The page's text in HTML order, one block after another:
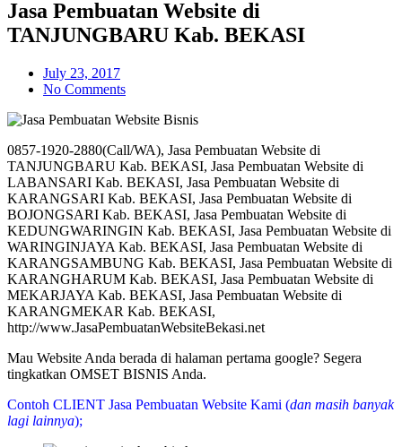
Jasa Pembuatan Website di
TANJUNGBARU Kab. BEKASI
July 23, 2017
No Comments
0857-1920-2880(Call/WA), Jasa Pembuatan Website di
TANJUNGBARU Kab. BEKASI, Jasa Pembuatan Website di
LABANSARI Kab. BEKASI, Jasa Pembuatan Website di
KARANGSARI Kab. BEKASI, Jasa Pembuatan Website di
BOJONGSARI Kab. BEKASI, Jasa Pembuatan Website di
KEDUNGWARINGIN Kab. BEKASI, Jasa Pembuatan Website di
WARINGINJAYA Kab. BEKASI, Jasa Pembuatan Website di
KARANGSAMBUNG Kab. BEKASI, Jasa Pembuatan Website di
KARANGHARUM Kab. BEKASI, Jasa Pembuatan Website di
MEKARJAYA Kab. BEKASI, Jasa Pembuatan Website di
KARANGMEKAR Kab. BEKASI,
http://www.JasaPembuatanWebsiteBekasi.net
Mau Website Anda berada di halaman pertama google? Segera
tingkatkan OMSET BISNIS Anda.
Contoh CLIENT Jasa Pembuatan Website Kami (dan masih banyak
lagi lainnya);